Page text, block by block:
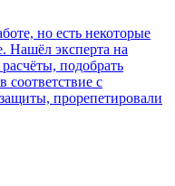
но есть некоторые
Нашёл эксперта на
подобрать
с
прорепетировали